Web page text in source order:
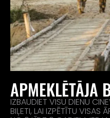
APMEKLĒTĀJA
IZBAUDIET VISU DIENU
BIĻETI, LAI IZPĒTĪTU VISAS